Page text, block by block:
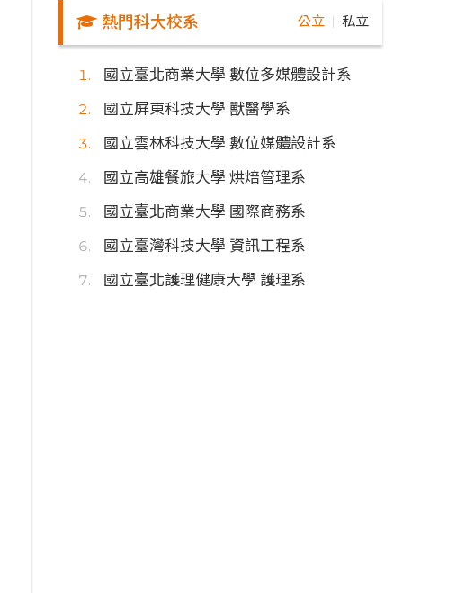
熱門科大校系 公立 私立
國立臺北商業大學 數位多媒體設計系
國立屏東科技大學 獸醫學系
國立雲林科技大學 數位媒體設計系
國立高雄餐旅大學 烘焙管理系
國立臺北商業大學 國際商務系
國立臺灣科技大學 資訊工程系
國立臺北護理健康大學 護理系